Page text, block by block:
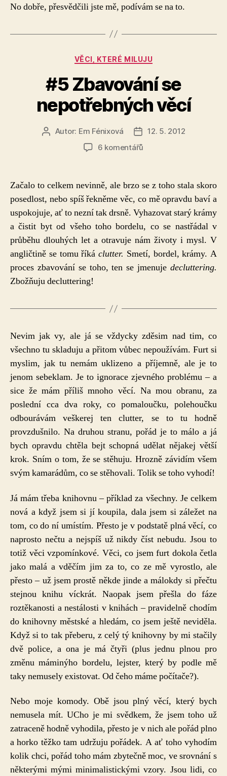
No dobře, přesvědčili jste mě, podívám se na to.
Rubriky
VĚCI, KTERÉ MILUJU
#5 Zbavování se
nepotřebných věcí
AutorAutor: Em Fénixová
Datum
příspěvku
12. 5. 2012
6 komentářů
názvem
Zbavování
se
nepotřebných
věcí
Začalo to celkem nevinně, ale brzo se z toho stala skoro
posedlost, nebo spíš řekněme věc, co mě opravdu baví a
uspokojuje, ať to nezní tak drsně. Vyhazovat starý krámy
a čistit byt od všeho toho bordelu, co se nastřádal v
průběhu dlouhých let a otravuje nám životy i mysl. V
angličtině se tomu říká clutter. Smetí, bordel, krámy. A
proces zbavování se toho, ten se jmenuje decluttering.
Zbožňuju decluttering!
Nevim jak vy, ale já se vždycky zděsim nad tim, co
všechno tu skladuju a přitom vůbec nepoužívám. Furt si
myslim, jak tu nemám uklizeno a příjemně, ale je to
jenom sebeklam. Je to ignorace zjevného problému – a
sice že mám příliš mnoho věcí. Na mou obranu, za
poslední cca dva roky, co pomaloučku, polehoučku
odbourávám veškerej ten clutter, se to tu hodně
provzdušnilo. Na druhou stranu, pořád je to málo a já
bych opravdu chtěla bejt schopná udělat nějakej větší
krok. Sním o tom, že se stěhuju. Hrozně závidím všem
svým kamarádům, co se stěhovali. Tolik se toho vyhodí!
Já mám třeba knihovnu – příklad za všechny. Je celkem
nová a když jsem si jí koupila, dala jsem si záležet na
tom, co do ní umístím. Přesto je v podstatě plná věcí, co
naprosto nečtu a nejspíš už nikdy číst nebudu. Jsou to
totiž věci vzpomínkové. Věci, co jsem furt dokola četla
jako malá a vděčím jim za to, co ze mě vyrostlo, ale
přesto – už jsem prostě někde jinde a málokdy si přečtu
stejnou knihu víckrát. Naopak jsem přešla do fáze
roztěkanosti a nestálosti v knihách – pravidelně chodím
do knihovny městské a hledám, co jsem ještě neviděla.
Když si to tak přeberu, z celý tý knihovny by mi stačily
dvě police, a ona je má čtyři (plus jednu plnou pro
změnu máminýho bordelu, lejster, který by podle mě
taky nemusely existovat. Od čeho máme počítače?).
Nebo moje komody. Obě jsou plný věcí, který bych
nemusela mít. UCho je mi svědkem, že jsem toho už
zatraceně hodně vyhodila, přesto je v nich ale pořád plno
a horko těžko tam udržuju pořádek. A ať toho vyhodím
kolik chci, pořád toho mám zbytečně moc, ve srovnání s
některými mými minimalistickými vzory. Jsou lidi, co